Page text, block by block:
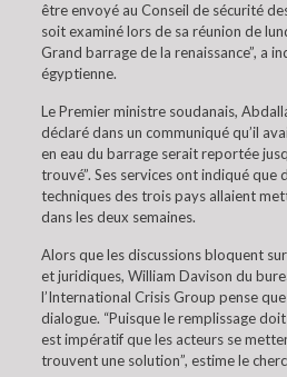
être envoyé au Conseil de sécurité
soit examiné lors de sa réunion de
Grand barrage de la renaissance”, a
égyptienne.
Le Premier ministre soudanais,
déclaré dans un communiqué qu’il
en eau du barrage serait reportée
trouvé”. Ses services ont indiqué que
techniques des trois pays allaient
dans les deux semaines.
Alors que les discussions bloquent
et juridiques, William Davison du
l’International Crisis Group pense
dialogue. “Puisque le remplissage
est impératif que les acteurs se
trouvent une solution”, estime le